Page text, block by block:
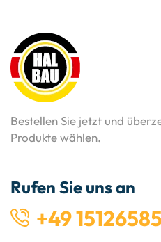
Bestellen Sie jetzt und
Produkte wählen.
Rufen Sie uns an
+49